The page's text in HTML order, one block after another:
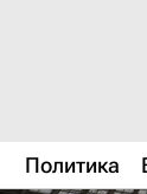
Политика